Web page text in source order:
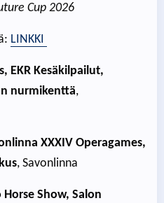
Cup 2026
LINKKI
EKR Kesäkilpailut,
nurmikenttä,
XXXIV Operagames,
, Savonlinna
Show, Salon